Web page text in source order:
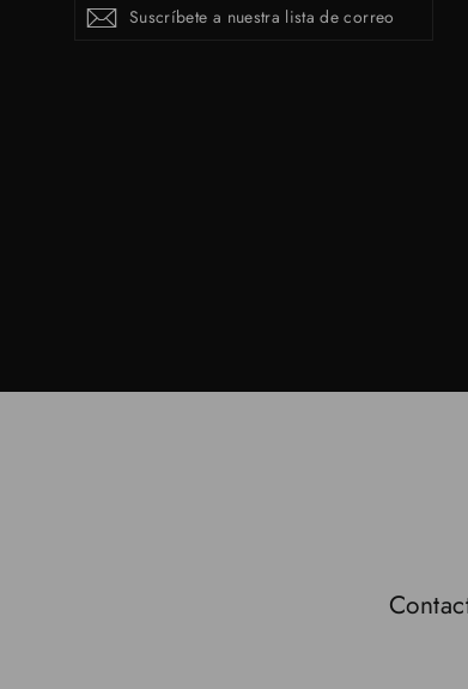
Suscribirse